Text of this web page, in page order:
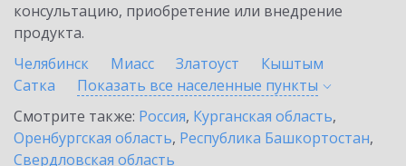
консультацию, приобретение или внедрение
продукта.
Челябинск
Миасс Златоуст
Кыштым
Сатка
Показать все населенные пункты
Смотрите также: Россия, Курганская область,
Оренбургская область, Республика Башкортостан,
Свердловская область